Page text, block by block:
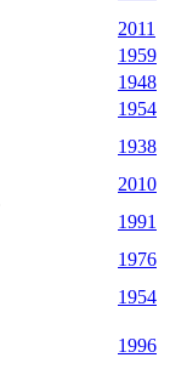
2011
1959
1948
1954
1938
2010
1991
1976
1954
1996